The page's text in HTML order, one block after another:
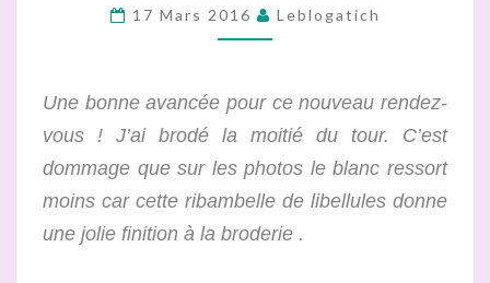
11
17 Mars 2016 Leblogatich
Une bonne avancée pour ce nouveau rendez-
vous ! J’ai brodé la moitié du tour. C’est
dommage que sur les photos le blanc ressort
moins car cette ribambelle de libellules donne
une jolie finition à la broderie .